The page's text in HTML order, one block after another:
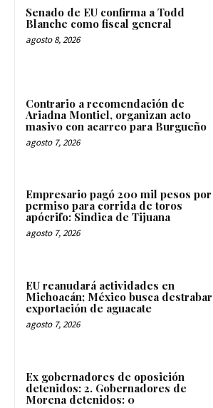
Senado de EU confirma a Todd
Blanche como fiscal general
agosto 8, 2026
Contrario a recomendación de
Ariadna Montiel, organizan acto
masivo con acarreo para Burgueño
agosto 7, 2026
Empresario pagó 200 mil pesos por
permiso para corrida de toros
apócrifo: Sindica de Tijuana
agosto 7, 2026
EU reanudará actividades en
Michoacán; México busca destrabar
exportación de aguacate
agosto 7, 2026
Ex gobernadores de oposición
detenidos: 2. Gobernadores de
Morena detenidos: 0